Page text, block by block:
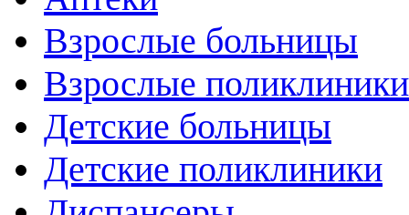
Взрослые больницы
Взрослые поликлиники
Детские больницы
Детские поликлиники